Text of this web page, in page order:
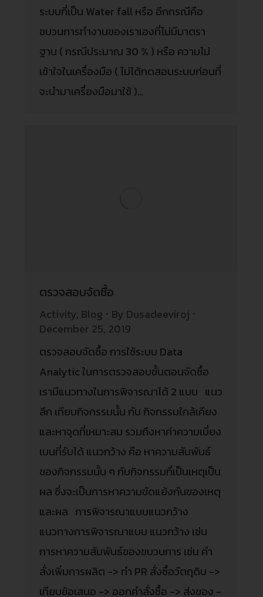
ระบบที่เป็น Water fall หรือ อีกกรณีคือ
ขบวนการทำงานของเราเองที่ไม่มีมาตรา
ฐาน ( กรณีประมาณ 30 % ) หรือ ความไม่
เข้าใจในเครื่องมือ ( ไม่ได้ทดสอบระบบก่อนที่
จะนำมาเครื่องมือมาใช้ )…
ตรวจสอบจัดซื้อ
Activity, Blog By Dusadeeviroj
December 25, 2019
ตรวจสอบจัดซื้อ การใช้ระบบ Data
Analytic ในการตรวจสอบขั้นตอนจัดซื้อ
เรามีแนวทางในการพิจารณาได้ 2 แบบ แนว
ลึก เทียบกิจกรรมนั้น กับ กิจกรรมใกล้เคียง
และหาจุดที่เหมาะสม รวมถึงหาค่าความเบี่ยง
เบนที่รับได้ แนวกว้าง คือ หาความสัมพันธ์
ของกิจกรรมนั้น ๆ กับกิจกรรมที่เป็นเหตุเป็น
ผล ซึ่งจะเป็นการหาความขัดแย้งกันของเหตุ
และผล การพิจารณาแบบแนวกว้าง
แนวทางการพิจารณาแบบ แนวกว้าง เช่น
การหาความสัมพันธ์ของขบวนการ เช่น คำ
สั่งเพิ่มการผลิต -> ทำ PR สั่งซื้อวัตถุดิบ ->
เทียบข้อเสนอ -> ออกคำสั่งซื้อ -> ส่งของ -